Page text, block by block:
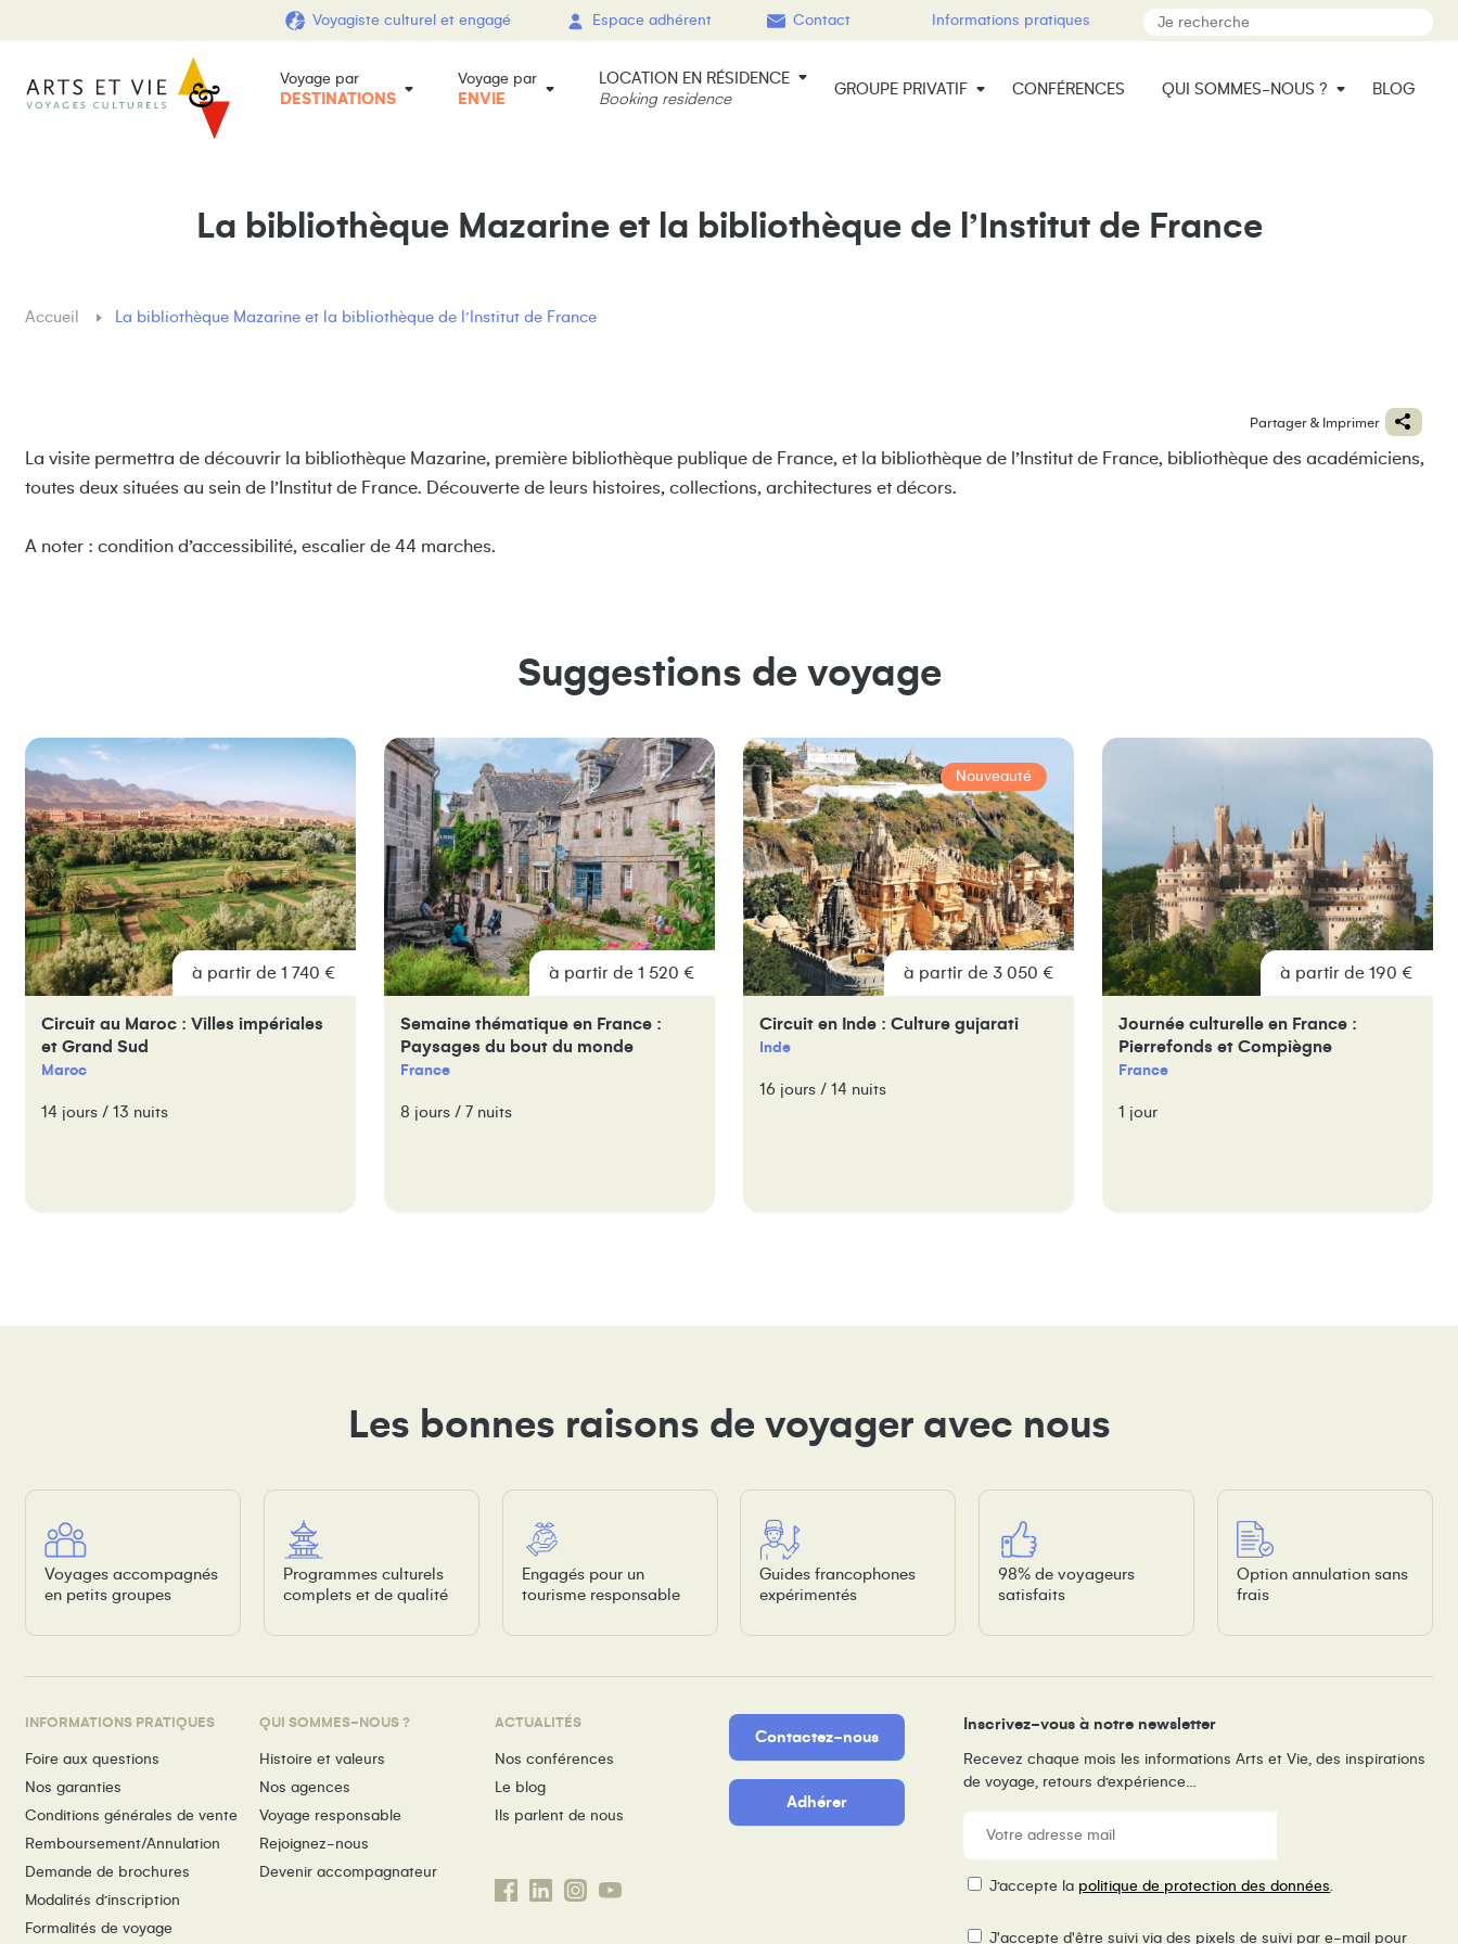
Voyagiste culturel et engagé Espace adhérent Contact Informations pratiques
Voyage par
DESTINATIONS
Voyage par
ENVIE
LOCATION EN RÉSIDENCE
Booking residence
GROUPE PRIVATIF CONFÉRENCES QUI SOMMES-NOUS ? BLOG
La bibliothèque Mazarine et la bibliothèque de l’Institut de France
Accueil La bibliothèque Mazarine et la bibliothèque de l’Institut de France
Partager & Imprimer
La visite permettra de découvrir la bibliothèque Mazarine, première bibliothèque publique de France, et la bibliothèque de l’Institut de France, bibliothèque des académiciens,
toutes deux situées au sein de l’Institut de France. Découverte de leurs histoires, collections, architectures et décors.
A noter : condition d’accessibilité, escalier de 44 marches.
Suggestions de voyage
à partir de 1 740 €
Circuit au Maroc : Villes impériales
et Grand Sud
Maroc
14 jours / 13 nuits
à partir de 1 520 €
Semaine thématique en France :
Paysages du bout du monde
France
8 jours / 7 nuits
Nouveauté
à partir de 3 050 €
Circuit en Inde : Culture gujarati
Inde
16 jours / 14 nuits
à partir de 190 €
Journée culturelle en France :
Pierrefonds et Compiègne
France
1 jour
Les bonnes raisons de voyager avec nous
Voyages accompagnés
en petits groupes
Programmes culturels
complets et de qualité
Engagés pour un
tourisme responsable
Guides francophones
expérimentés
98% de voyageurs
satisfaits
Option annulation sans
frais
INFORMATIONS PRATIQUES
Foire aux questions
Nos garanties
Conditions générales de vente
Remboursement/Annulation
Demande de brochures
Modalités d’inscription
Formalités de voyage
QUI SOMMES-NOUS ?
Histoire et valeurs
Nos agences
Voyage responsable
Rejoignez-nous
Devenir accompagnateur
ACTUALITÉS
Nos conférences
Le blog
Ils parlent de nous
Contactez-nous
Adhérer
Inscrivez-vous à notre newsletter
Recevez chaque mois les informations Arts et Vie, des inspirations
de voyage, retours d’expérience…
E-
mail
RGPDJ’accepte la politique de protection des données.
PixelJ'accepte d'être suivi via des pixels de suivi par e-mail pour